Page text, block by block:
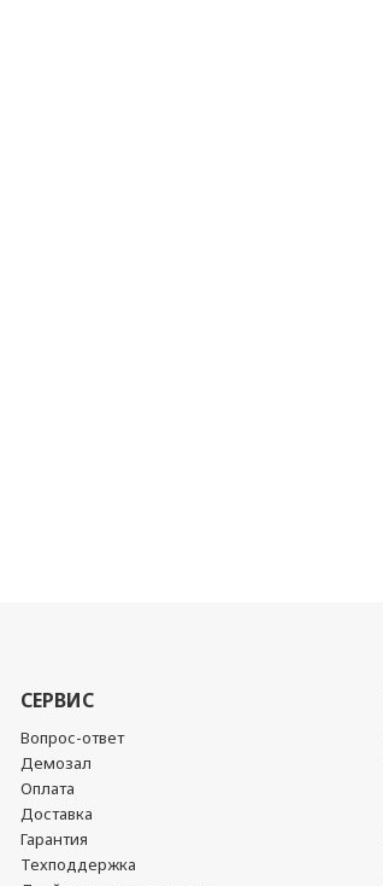
СЕРВИС
Вопрос-ответ
Демозал
Оплата
Доставка
Гарантия
Техподдержка